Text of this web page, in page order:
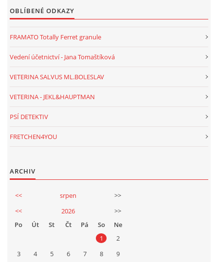
OBLÍBENÉ ODKAZY
FRAMATO Totally Ferret granule
Vedení účetnictví - Jana Tomaštíková
VETERINA SALVUS ML.BOLESLAV
VETERINA - JEKL&HAUPTMAN
PSÍ DETEKTIV
FRETCHEN4YOU
ARCHIV
<< srpen
>>
<<
2026
>>
Po
Út St Čt Pá So
Ne
1
2
3
4 5 6 7 8
9